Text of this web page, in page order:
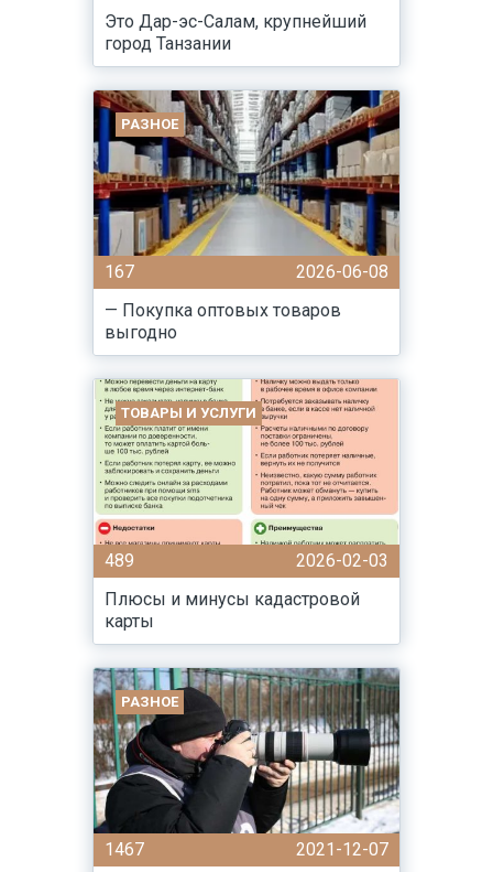
Это Дар-эс-Салам, крупнейший
город Танзании
РАЗНОЕ
167
2026-06-08
— Покупка оптовых товаров
выгодно
ТОВАРЫ И УСЛУГИ
489
2026-02-03
Плюсы и минусы кадастровой
карты
РАЗНОЕ
1467
2021-12-07